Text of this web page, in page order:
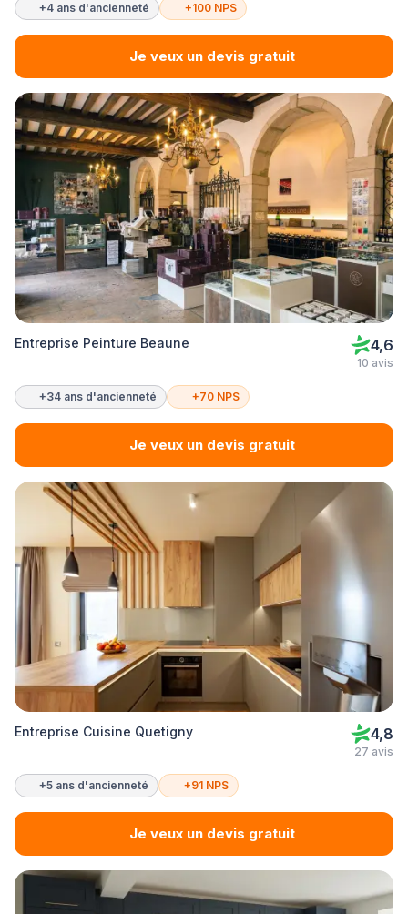
+4 ans d'ancienneté +100 NPS
Je veux un devis gratuit
Entreprise Peinture Beaune 4,6
10 avis
+34 ans d'ancienneté +70 NPS
Je veux un devis gratuit
Entreprise Cuisine Quetigny 4,8
27 avis
+5 ans d'ancienneté +91 NPS
Je veux un devis gratuit